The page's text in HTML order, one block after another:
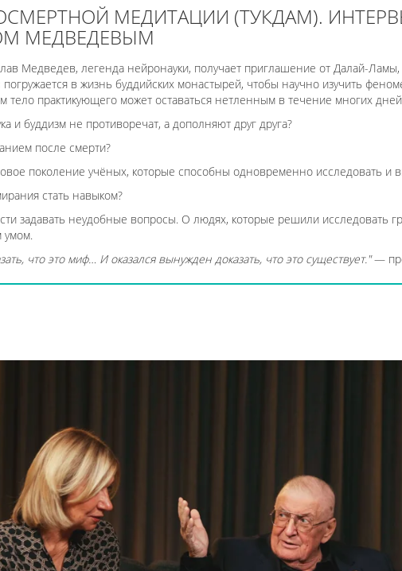
МЕДИТАЦИИ (ТУКДАМ).
МЕДВЕДЕВЫМ
Медведев, легенда нейронауки, получает приглашение от Далай-
в жизнь буддийских монастырей, чтобы научно изучить
тело практикующего может оставаться нетленным в течение многих
и буддизм не противоречат, а дополняют друг друга?
после смерти?
поколение учёных, которые способны одновременно исследовать и
стать навыком?
задавать неудобные вопросы. О людях, которые решили
умом.
что это миф… И оказался вынужден доказать, что это существует."—